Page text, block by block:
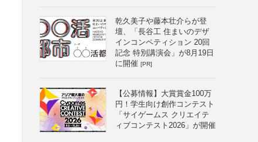
乾久美子や藤本壮介らが登
壇、「長谷工 住まいのデザ
インコンペティション 20回
記念 特別講演会」が8月19日
に開催 [PR]
【公募情報】大賞賞金100万
円！学生向け創作コンテスト
「サイゲームス クリエイテ
ィブコンテスト2026」が開催